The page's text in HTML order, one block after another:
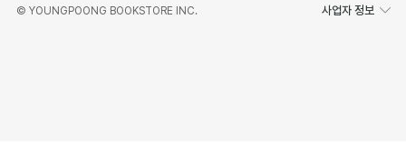
© YOUNGPOONG BOOKSTORE INC. 사업자 정보